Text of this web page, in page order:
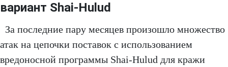
вариант Shai-Hulud
За последние пару месяцев произошло множество
атак на цепочки поставок с использованием
вредоносной программы Shai-Hulud для кражи